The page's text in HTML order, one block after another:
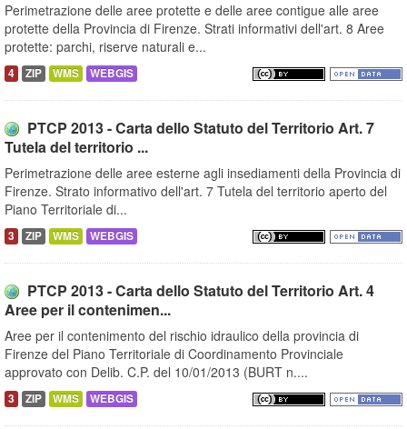
Perimetrazione delle aree protette e delle aree contigue alle aree
protette della Provincia di Firenze. Strati informativi dell'art. 8 Aree
protette: parchi, riserve naturali e...
4 ZIP WMS WEBGIS
PTCP 2013 - Carta dello Statuto del Territorio Art. 7
Tutela del territorio ...
Perimetrazione delle aree esterne agli insediamenti della Provincia di
Firenze. Strato informativo dell'art. 7 Tutela del territorio aperto del
Piano Territoriale di...
3 ZIP WMS WEBGIS
PTCP 2013 - Carta dello Statuto del Territorio Art. 4
Aree per il contenimen...
Aree per il contenimento del rischio idraulico della provincia di
Firenze del Piano Territoriale di Coordinamento Provinciale
approvato con Delib. C.P. del 10/01/2013 (BURT n....
3 ZIP WMS WEBGIS